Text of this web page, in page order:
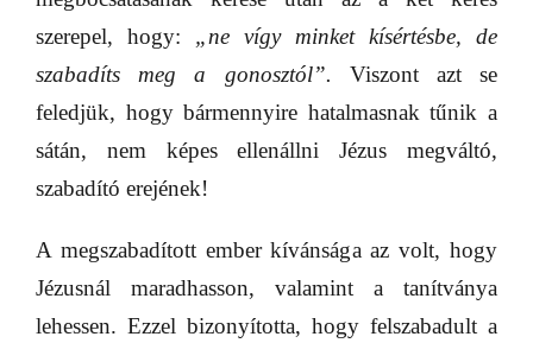
szerepel, hogy: „ne vígy minket kísértésbe, de
szabadíts meg a gonosztól”. Viszont azt se
feledjük, hogy bármennyire hatalmasnak tűnik a
sátán, nem képes ellenállni Jézus megváltó,
szabadító erejének!
A megszabadított ember kívánsága az volt, hogy
Jézusnál maradhasson, valamint a tanítványa
lehessen. Ezzel bizonyította, hogy felszabadult a